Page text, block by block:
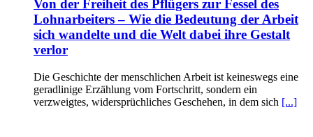
Von der Freiheit des Pflügers zur Fessel des
Lohnarbeiters – Wie die Bedeutung der Arbeit
sich wandelte und die Welt dabei ihre Gestalt
verlor
Die Geschichte der menschlichen Arbeit ist keineswegs eine
geradlinige Erzählung vom Fortschritt, sondern ein
verzweigtes, widersprüchliches Geschehen, in dem sich [...]